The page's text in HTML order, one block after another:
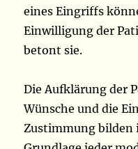
eines Eingriffs
Einwilligung der
betont sie.
Die Aufklärung der
Wünsche und die
Zustimmung bilden